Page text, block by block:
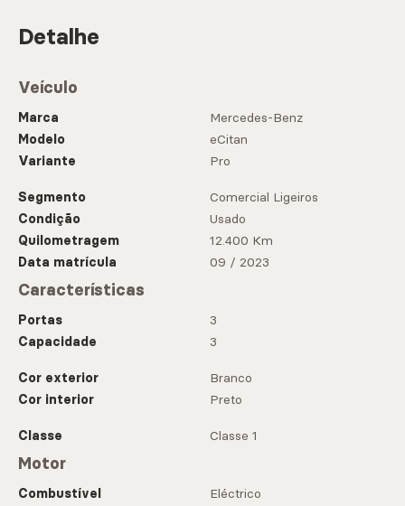
Detalhe
Veículo
Marca
Mercedes-Benz
Modelo
eCitan
Variante
Pro
Segmento
Comercial Ligeiros
Condição
Usado
Quilometragem
12.400 Km
Data matrícula
09 / 2023
Características
Portas
3
Capacidade
3
Cor exterior
Branco
Cor interior
Preto
Classe Classe 1
Motor
Combustível
Eléctrico